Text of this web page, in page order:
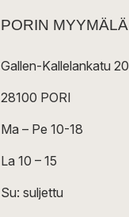
PORIN MYYMÄLÄ
Gallen-Kallelankatu 20
28100 PORI
Ma – Pe 10-18
La 10 – 15
Su: suljettu